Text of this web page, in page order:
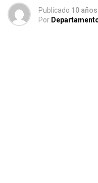
Publicado 10
Por